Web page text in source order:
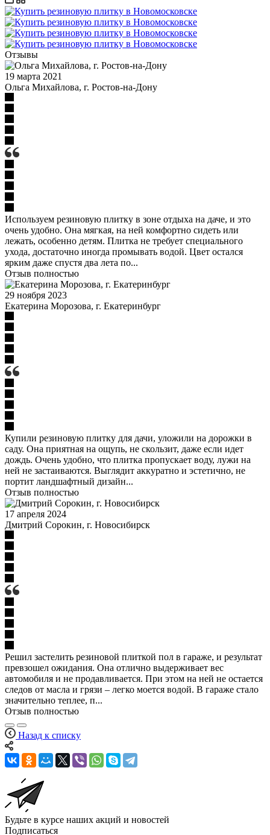
Отзывы
19 марта 2021
Ольга Михайлова, г. Ростов-на-Дону
Используем резиновую плитку в зоне отдыха на даче, и это
очень удобно. Она мягкая, на ней комфортно сидеть или
лежать, особенно детям. Плитка не требует специального
ухода, достаточно иногда промывать водой. Цвет остался
ярким даже спустя два лета по...
Отзыв полностью
29 ноября 2023
Екатерина Морозова, г. Екатеринбург
Купили резиновую плитку для дачи, уложили на дорожки в
саду. Она приятная на ощупь, не скользит, даже если идет
дождь. Очень удобно, что плитка пропускает воду, лужи на
ней не застаиваются. Выглядит аккуратно и эстетично, не
портит ландшафтный дизайн...
Отзыв полностью
17 апреля 2024
Дмитрий Сорокин, г. Новосибирск
Решил застелить резиновой плиткой пол в гараже, и результат
превзошел ожидания. Она отлично выдерживает вес
автомобиля и не продавливается. При этом на ней не остается
следов от масла и грязи – легко моется водой. В гараже стало
значительно теплее, п...
Отзыв полностью
Назад к списку
Будьте в курсе наших акций и новостей
Подписаться